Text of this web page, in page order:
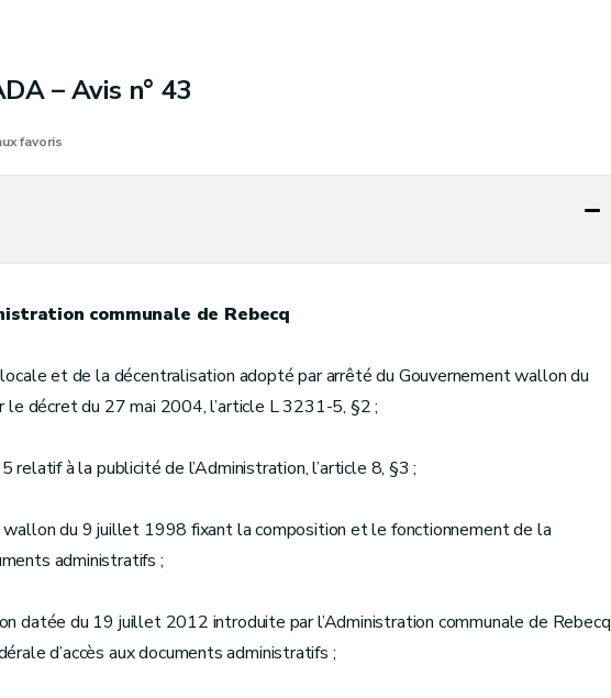
– Avis n° 43
favoris
communale de Rebecq
et de la décentralisation adopté par arrêté du Gouvernement wallon du
décret du 27 mai 2004, l’article L 3231-5, §2 ;
relatif à la publicité de l’Administration, l’article 8, §3 ;
wallon du 9 juillet 1998 fixant la composition et le fonctionnement de la
administratifs ;
datée du 19 juillet 2012 introduite par l’Administration communale de Rebecq
d’accès aux documents administratifs ;